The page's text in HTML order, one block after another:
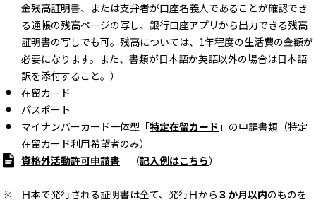
金残高証明書、または支弁者が口座名義人であることが確認でき
る通帳の残高ページの写し、銀行口座アプリから出力できる残高
証明書の写しでも可。残高については、1年程度の生活費の金額が
必要になります。また、書類が日本語か英語以外の場合は日本語
訳を添付すること。）
在留カード
パスポート
マイナンバーカード一体型「特定在留カード 」の申請書類（特定
在留カード利用希望者のみ）
資格外活動許可申請書 （記入例はこちら）
日本で発行される証明書は全て、発行日から ３か月以内のものを